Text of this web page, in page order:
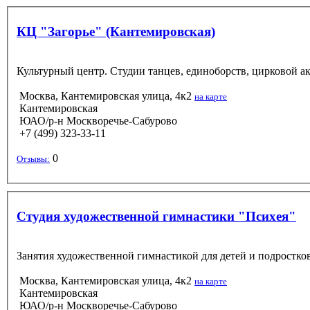
КЦ "Загорье" (Кантемировская)
Культурный центр. Студии танцев, единоборств, цирковой
Москва, Кантемировская улица, 4к2 на карте
Кантемировская
ЮАО/р-н Москворечье-Сабурово
+7 (499) 323-33-11
Отзывы: 0
Студия художественной гимнастики "Психея"
Занятия художественной гимнастикой для детей и
Москва, Кантемировская улица, 4к2 на карте
Кантемировская
ЮАО/р-н Москворечье-Сабурово